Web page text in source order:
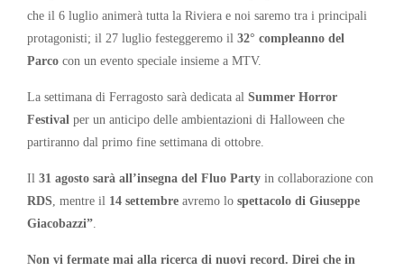
che il 6 luglio animerà tutta la Riviera e noi saremo tra i principali
protagonisti; il 27 luglio festeggeremo il 32° compleanno del
Parco con un evento speciale insieme a MTV.
La settimana di Ferragosto sarà dedicata al Summer Horror
Festival per un anticipo delle ambientazioni di Halloween che
partiranno dal primo fine settimana di ottobre.
Il 31 agosto sarà all’insegna del Fluo Party in collaborazione con
RDS , mentre il 14 settembre avremo lo spettacolo di Giuseppe
Giacobazzi”
Non vi fermate mai alla ricerca di nuovi record. Direi che in